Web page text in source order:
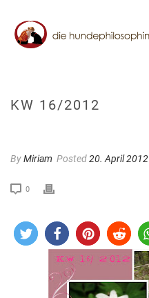
KW 16/2012
ByMiriam Posted20. April 2012
0